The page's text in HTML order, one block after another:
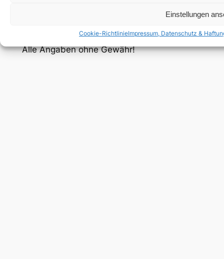
Einstellungen
Cookie-RichtlinieImpressum, Datenschutz &
Alle Angaben ohne Gewähr!